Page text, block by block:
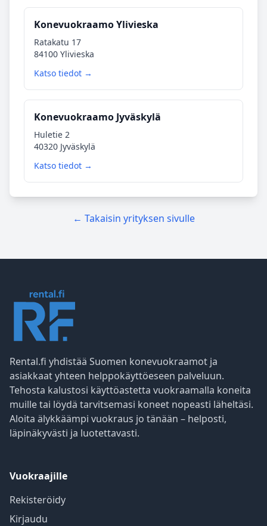
Konevuokraamo Ylivieska
Ratakatu 17
84100 Ylivieska
Katso tiedot →
Konevuokraamo Jyväskylä
Huletie 2
40320 Jyväskylä
Katso tiedot →
← Takaisin yrityksen sivulle
Rental.fi yhdistää Suomen konevuokraamot ja
asiakkaat yhteen helppokäyttöeseen palveluun.
Tehosta kalustosi käyttöastetta vuokraamalla koneita
muille tai löydä tarvitsemasi koneet nopeasti läheltäsi.
Aloita älykkäämpi vuokraus jo tänään – helposti,
läpinäkyvästi ja luotettavasti.
Vuokraajille
Rekisteröidy
Kirjaudu